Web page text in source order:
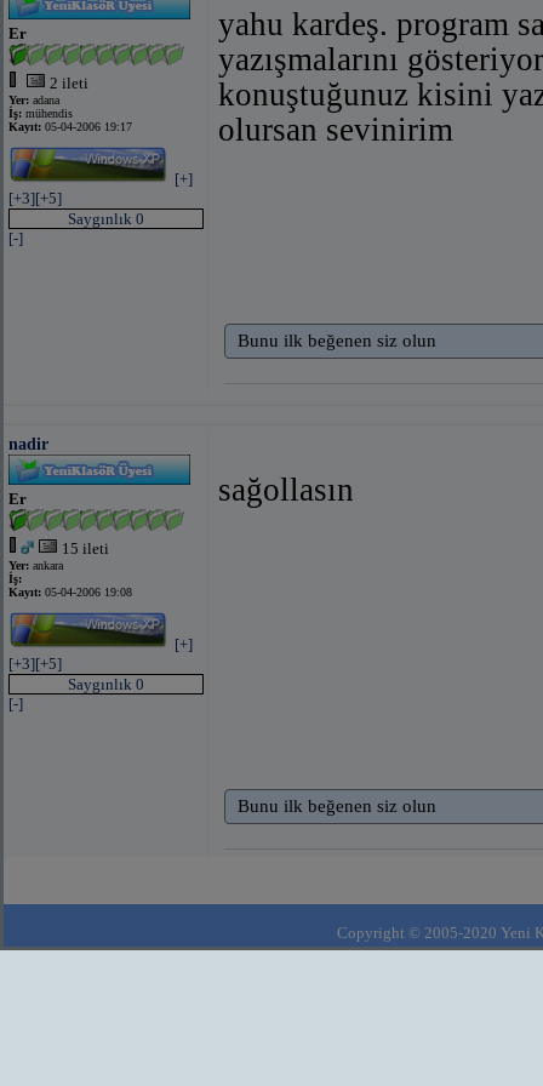
Er
2 ileti
Yer: adana
İş: mühendis
Kayıt: 05-04-2006 19:17
[+]
[+3][+5]
Saygınlık 0
[-]
yahu kardeş. program
yazışmalarını
konuştuğunuz kisini
olursan sevinirim
Bunu ilk beğenen siz olun
nadir
Er
15 ileti
Yer: ankara
İş:
Kayıt: 05-04-2006 19:08
[+]
[+3][+5]
Saygınlık 0
[-]
sağollasın
Bunu ilk beğenen siz olun
Copyright © 2005-2020 Yeni